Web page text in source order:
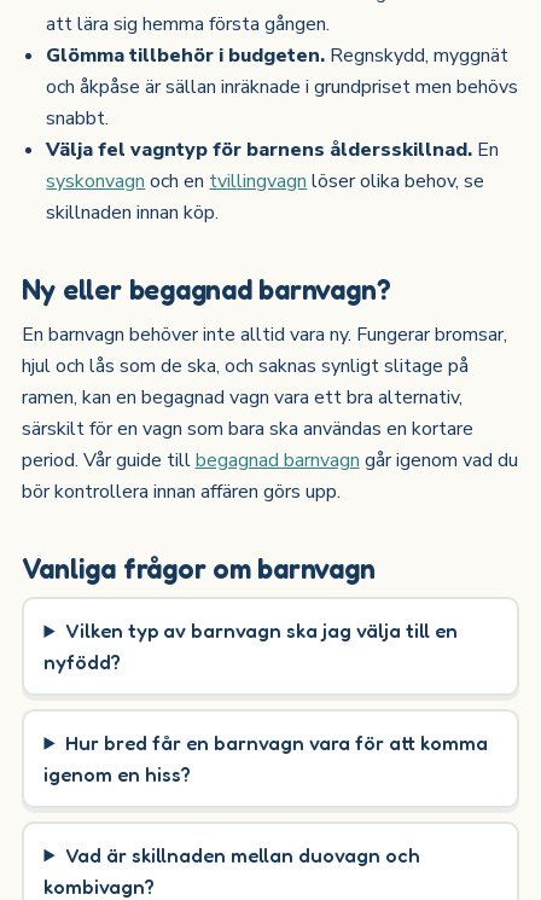
att lära sig hemma första gången.
Glömma tillbehör i budgeten. Regnskydd, myggnät
och åkpåse är sällan inräknade i grundpriset men behövs
snabbt.
Välja fel vagntyp för barnens åldersskillnad. En
syskonvagn och en tvillingvagn löser olika behov, se
skillnaden innan köp.
Ny eller begagnad barnvagn?
En barnvagn behöver inte alltid vara ny. Fungerar bromsar,
hjul och lås som de ska, och saknas synligt slitage på
ramen, kan en begagnad vagn vara ett bra alternativ,
särskilt för en vagn som bara ska användas en kortare
period. Vår guide tillbegagnad barnvagn går igenom vad du
bör kontrollera innan affären görs upp.
Vanliga frågor om barnvagn
Vilken typ av barnvagn ska jag välja till en
nyfödd?
Hur bred får en barnvagn vara för att komma
igenom en hiss?
Vad är skillnaden mellan duovagn och
kombivagn?